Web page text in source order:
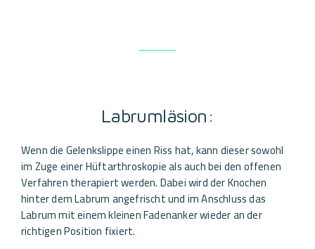
Labrumläsion:
Wenn die Gelenkslippe einen Riss hat, kann dieser sowohl
im Zuge einer Hüftarthroskopie als auch bei den offenen
Verfahren therapiert werden. Dabei wird der Knochen
hinter dem Labrum angefrischt und im Anschluss das
Labrum mit einem kleinen Fadenanker wieder an der
richtigen Position fixiert.